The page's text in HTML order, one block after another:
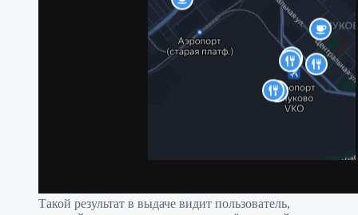
Такой результат в выдаче видит пользователь,